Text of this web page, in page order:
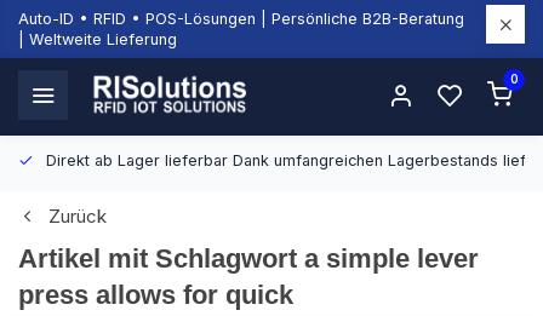
Auto-ID • RFID • POS-Lösungen | Persönliche B2B-Beratung
| Weltweite Lieferung
0
Direkt ab Lager lieferbar Dank umfangreichen Lagerbestands
Zurück
Artikel mit Schlagwort a simple lever
press allows for quick